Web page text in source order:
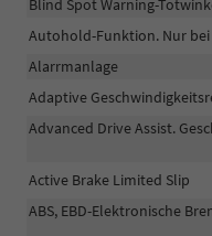
Blind Spot Warning-
Autohold-Funktion. Nur
Alarrmanlage
Adaptive
Advanced Drive Assist.
Active Brake Limited Slip
ABS, EBD-Elektronische